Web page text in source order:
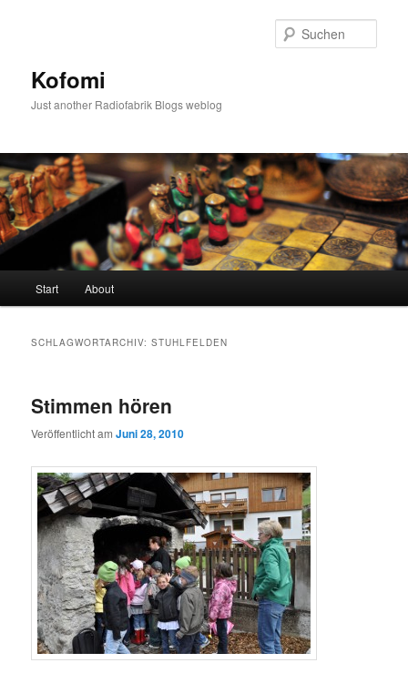
Kofomi
Just another Radiofabrik Blogs weblog
Start About
SCHLAGWORTARCHIV:STUHLFELDEN
Stimmen hören
Veröffentlicht amJuni 28, 2010